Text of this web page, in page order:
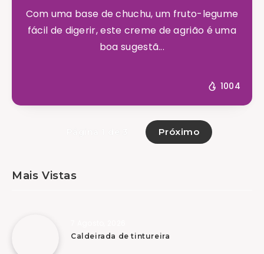
Com uma base de chuchu, um fruto-legume
fácil de digerir, este creme de agrião é uma
boa sugestã...
1004
Próximo
Mais Vistas
Caldeirada de tintureira